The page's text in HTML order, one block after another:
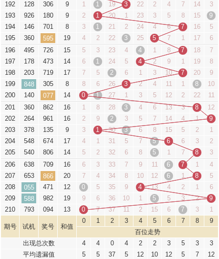
192
128 306 9 1 1 19 3 22 2 4 7 14
3
193
926 180 9 2 1 20 1 23 3 5 8 15
9
194
146 701 8 3 1 21 2 24 4 6 7 16
5
195
360 595 19 4 2 22 3 25 5 7 1 17
6
196
495 726 15 5 3 23 4 4 1 8 7 18
7
197
178 473 14 6 1 24 5 4 2 9 1 19
8
198
203 719 17 7 5 2 6 1 3 10 7 20
9
199
848 305 8 8 6 26 3 2 4 11 1 8
10
200
140 077 14 0 1 27 1 3 5 12 2 22
11
201
360 862 16 1 8 28 3 4 6 13 3 8
12
202
264 961 16 2 9 2 3 5 7 14 4 1
9
203
378 135 9 3 1 30 3 6 8 15 5 2
1
204
548 674 17 4 1 31 5 7 5 6 6 3
2
205
540 806 14 5 2 32 6 8 5 1 7 8
3
206
638 709 16 6 3 33 7 9 11 6 7 1
4
207
653 866 20 7 4 34 8 10 12 6 1 8
5
208
055 471 12 0 5 35 9 4 13 4 2 1
6
209
588 982 19 9 6 36 10 1 5 5 3 2
9
210
793 094 13 0 7 37 11 2 15 6 7 3 1
期号 试机 奖号 和值
0 1 2 3 4 5 6 7 8
9
百位走势
出现总次数
4 4 0 4 2 2 3 5 3
3
平均遗漏值
5 5 37 5 12 10 12 5 7
12